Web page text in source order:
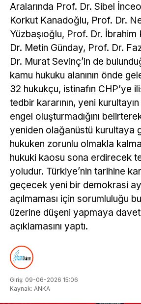
Aralarında Prof. Dr. Sibel
Korkut Kanadoğlu, Prof. Dr.
Yüzbaşıoğlu, Prof. Dr.
Dr. Metin Günday, Prof. Dr.
Dr. Murat Sevinç’in de
kamu hukuku alanının önde
32 hukukçu, istinafın CHP’ye
tedbir kararının, yeni
engel oluşturmadığını
yeniden olağanüstü kurultaya
hukuken zorunlu olmakla
hukuki kaosu sona erdirecek
yoludur. Türkiye’nin tarihine
geçecek yeni bir demokrasi
açılmaması için sorumluluğu
üzerine düşeni yapmaya
açıklamasını yaptı.
Giriş: 09-06-2026 15:06
Kaynak: ANKA